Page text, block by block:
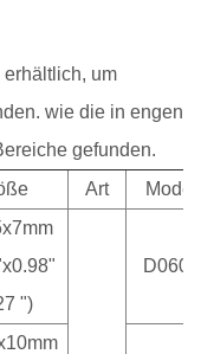
um
wie die in engen
gefunden.
Art
")